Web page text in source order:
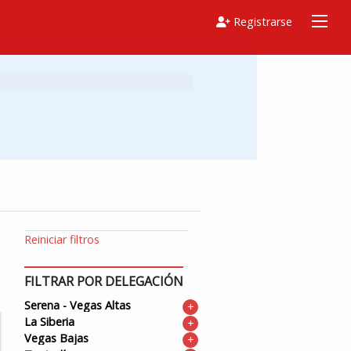
Registrarse
Reiniciar filtros
FILTRAR POR DELEGACIÓN